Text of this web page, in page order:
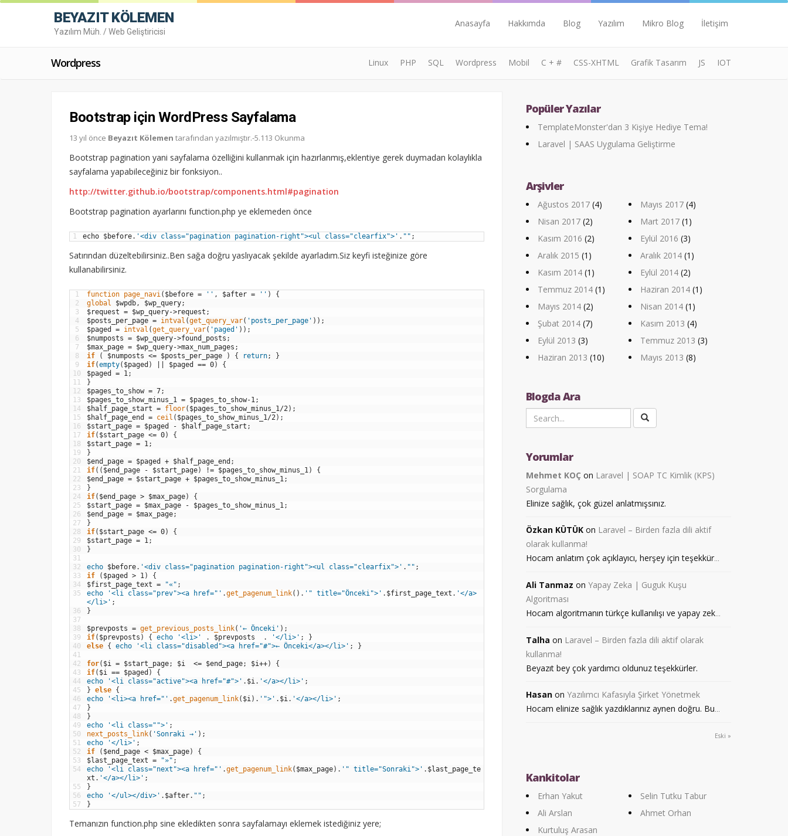
BEYAZIT KÖLEMEN
Yazılım Müh. / Web Geliştiricisi
Anasayfa Hakkımda Blog Yazılım Mikro Blog İletişim
Wordpress Linux PHP SQL Wordpress Mobil C + # CSS-XHTML Grafik Tasarım JS IOT
Bootstrap için WordPress Sayfalama
13 yıl önce Beyazıt Kölemen tarafından yazılmıştır.-5.113 Okunma
Bootstrap pagination yani sayfalama özelliğini kullanmak için hazırlanmış,eklentiye gerek duymadan kolaylıkla
sayfalama yapabileceğiniz bir fonksiyon..
http://twitter.github.io/bootstrap/components.html#pagination
Bootstrap pagination ayarlarını function.php ye eklemeden önce
1 echo $before. '<div class="pagination pagination-right"><ul class="clearfix">' . "" ;
Satırından düzeltebilirsiniz..Ben sağa doğru yaslıyacak şekilde ayarladım.Siz keyfi isteğinize göre
kullanabilirsiniz.
1
2
3
4
5
6
7
8
9
10
11
12
13
14
15
16
17
18
19
20
21
22
23
24
25
26
27
28
29
30
31
32
33
34
35
36
37
38
39
40
41
42
43
44
45
46
47
48
49
50
51
52
53
54
55
56
57
function page_navi( $before = '' , $after = '' )
{
global
$wpdb, $wp_query;
$request = $wp_query->request ;
$posts_per_page = intval (get_query_var( 'posts_per_page' ) ) ;
$paged
= intval (get_query_var( 'paged' ) ) ;
$numposts = $wp_query->found_posts ;
$max_page = $wp_query->max_num_pages ;
if
( $numposts <= $posts_per_page ) { return;
}
if(empty( $paged ) $paged == 0)
{
$paged
= 1;
}
$pages_to_show = 7;
$pages_to_show_minus_1 = $pages_to_show-1;
$half_page_start = floor( $pages_to_show_minus_1/2) ;
$half_page_end
= ceil ( $pages_to_show_minus_1/2) ;
$start_page = $paged - $half_page_start ;
if( $start_page <= 0)
{
$start_page = 1;
}
$end_page = $paged + $half_page_end ;
if( ( $end_page - $start_page) != $pages_to_show_minus_1)
{
$end_page = $start_page + $pages_to_show_minus_1;
}
if( $end_page > $max_page)
{
$start_page = $max_page - $pages_to_show_minus_1;
$end_page = $max_page;
}
if( $start_page <= 0)
{
$start_page = 1;
}
echo $before. '<div class="pagination pagination-right"><ul class="clearfix">' . "" ;
if
( $paged > 1)
{
$first_page_text = "«" ;
echo
'<li class="prev"><a href="' .get_pagenum_link( ) . '" title="Önceki">' . $first_page_text . '</a>
</li>' ;
}
$prevposts = get_previous_posts_link( '← Önceki' ) ;
if( $prevposts ) { echo '<li>' . $prevposts . '</li>' ;
}
else { echo '<li class="disabled"><a href="#">← Önceki</a></li>' ; }
for( $i = $start_page; $i <= $end_page; $i++)
{
if( $i == $paged )
{
echo
'<li class="active"><a href="#">' . $i. '</a></li>' ;
} else {
echo
'<li><a href="' .get_pagenum_link( $i) . '">' . $i. '</a></li>' ;
}
}
echo
'<li class="">' ;
next_posts_link( 'Sonraki →' ) ;
echo
'</li>' ;
if
( $end_page < $max_page)
{
$last_page_text = "»" ;
echo
'<li class="next"><a href="' .get_pagenum_link( $max_page) . '" title="Sonraki">' . $last_page_te
xt . '</a></li>' ;
}
echo
'</ul></div>' . $after. "" ;
}
Temanızın function.php sine ekledikten sonra sayfalamayı eklemek istediğiniz yere;
Popüler Yazılar
TemplateMonster'dan 3 Kişiye Hediye Tema!
Laravel | SAAS Uygulama Geliştirme
Arşivler
Ağustos 2017 (4) Mayıs 2017 (4)
Nisan 2017 (2) Mart 2017 (1)
Kasım 2016 (2) Eylül 2016 (3)
Aralık 2015 (1) Aralık 2014 (1)
Kasım 2014 (1) Eylül 2014 (2)
Temmuz 2014 (1) Haziran 2014 (1)
Mayıs 2014 (2) Nisan 2014 (1)
Şubat 2014 (7) Kasım 2013 (4)
Eylül 2013 (3) Temmuz 2013 (3)
Haziran 2013 (10) Mayıs 2013 (8)
Blogda Ara
Yorumlar
Mehmet KOÇ on Laravel | SOAP TC Kimlik (KPS)
Sorgulama
Elinize sağlık, çok güzel anlatmışsınız.
Özkan KÜTÜK on Laravel – Birden fazla dili aktif
olarak kullanma!
Hocam anlatım çok açıklayıcı, herşey için teşekkür...
Ali Tanmaz on Yapay Zeka | Guguk Kuşu
Algoritması
Hocam algoritmanın türkçe kullanılışı ve yapay zek...
Talha on Laravel – Birden fazla dili aktif olarak
kullanma!
Beyazıt bey çok yardımcı oldunuz teşekkürler.
Hasan on Yazılımcı Kafasıyla Şirket Yönetmek
Hocam elinize sağlık yazdıklarınız aynen doğru. Bu...
Eski »
Kankitolar
Erhan Yakut
Selin Tutku Tabur
Ali Arslan
Ahmet Orhan
Kurtuluş Arasan